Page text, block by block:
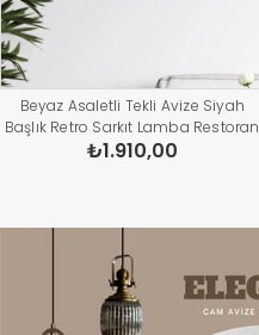
Beyaz Asaletli Tekli Avize Siyah
Başlık Retro Sarkıt Lamba Restoran
Cafe Salon Avizeleri
₺1.910,00